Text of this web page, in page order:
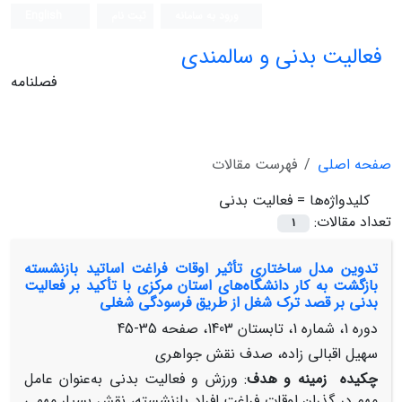
فعالیت بدنی و سالمندی
فصلنامه
صفحه اصلی
فهرست مقالات
کلیدواژه‌ها = فعالیت بدنی
تعداد مقالات:
1
تدوین مدل ساختاری تأثیر اوقات فراغت اساتید بازنشسته
بازگشت به کار دانشگاه‌های استان مرکزی با تأکید بر فعالیت
بدنی بر قصد ترک شغل از طریق فرسودگی شغلی
دوره 1، شماره 1، تابستان 1403، صفحه
35-45
سهیل اقبالی زاده، صدف نقش جواهری
چکیده
زمینه و هدف: ورزش و فعالیت بدنی به‌عنوان عامل